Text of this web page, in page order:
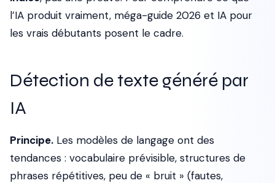
l’IA produit vraiment, méga-guide 2026 et IA pour
les vrais débutants posent le cadre.
Détection de texte généré par
IA
Principe. Les modèles de langage ont des
tendances : vocabulaire prévisible, structures de
phrases répétitives, peu de « bruit » (fautes,